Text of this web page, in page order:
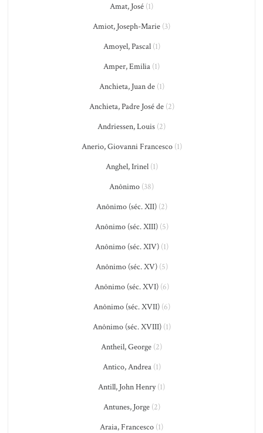
Amat, José (1)
Amiot, Joseph-Marie (3)
Amoyel, Pascal(1)
Amper, Emilia (1)
Anchieta, Juan de(1)
Anchieta, Padre José de(2)
Andriessen, Louis (2)
Anerio, Giovanni Francesco(1)
Anghel, Irinel(1)
Anônimo (38)
Anônimo (séc. XII)(2)
Anônimo (séc. XIII)(5)
Anônimo (séc. XIV)(1)
Anônimo (séc. XV)(5)
Anônimo (séc. XVI)(6)
Anônimo (séc. XVII)(6)
Anônimo (séc. XVIII)(1)
Antheil, George (2)
Antico, Andrea(1)
Antill, John Henry(1)
Antunes, Jorge(2)
Araia, Francesco (1)